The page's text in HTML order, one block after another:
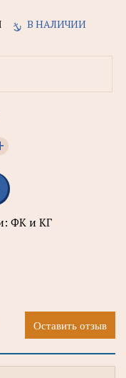
В НАЛИЧИИ
ФК и КГ
Оставить отзыв